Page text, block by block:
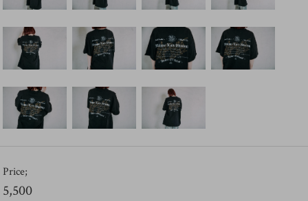
Price;
5,500